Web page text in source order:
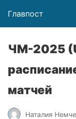
Главпост
ЧМ-2025
матчей
Наталия